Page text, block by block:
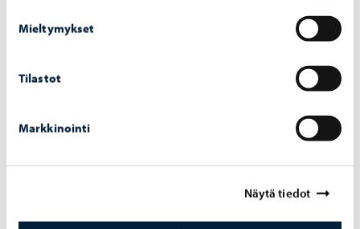
Mieltymykset
Tilastot
Markkinointi
Näytä tiedot
Borgå vatten avlägsnar reglerstationen på
juli